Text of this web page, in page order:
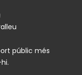
públic més